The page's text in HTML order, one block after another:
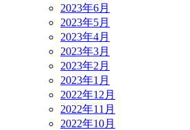
2023年6月
2023年5月
2023年4月
2023年3月
2023年2月
2023年1月
2022年12月
2022年11月
2022年10月